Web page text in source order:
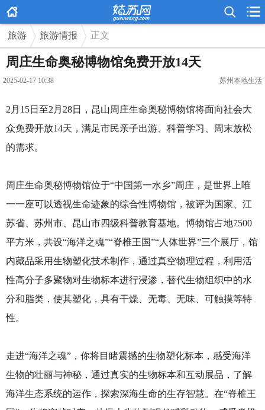
  
旅游 旅游情报 正文
周庄生命奥秘博物馆免费开放14天
2025-02-17 10:38 苏州本地生活
2月15日至2月28日，昆山周庄生命奥秘博物馆将面向社会大
众免费开放14天，满足市民亲子出游、科普学习、周末放松
的需求。
周庄生命奥秘博物馆位于“中国第一水乡”周庄，是世界上唯
一一座可以透视生命迹象的综合性博物馆，被评为国家、江
苏省、苏州市、昆山市四级科普教育基地。博物馆占地7500
平方米，共设“海洋之魂”“脊椎王国”“人体世界”三个展厅，馆
内藏品采用生物塑化技术制作，通过真空物理过程，利用活
性高分子多聚物对生物标本进行浸渗，替代生物组织中的水
分和脂类，使其塑化，具有干燥、无毒、无味、可触摸等特
性。
走进“海洋之魂”，你将目睹震撼的生物塑化标本，感受海洋
生物的壮丽与神秘，通过真实的生物标本和互动展品，了解
海洋生态系统的运作，探索深海生命的生存智慧。在“脊椎王